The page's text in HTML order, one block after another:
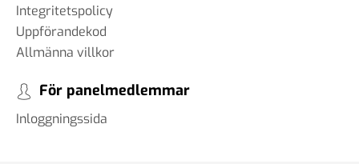
Integritetspolicy
Uppförandekod
Allmänna villkor
För panelmedlemmar
Inloggningssida